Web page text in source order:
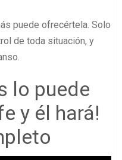
puede ofrecértela. Solo
de toda situación, y
lo puede
y él hará!